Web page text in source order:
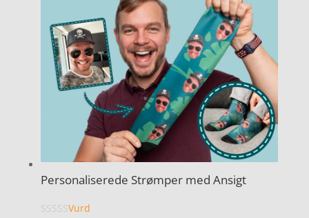
Personaliserede Strømper med Ansigt
Vurd